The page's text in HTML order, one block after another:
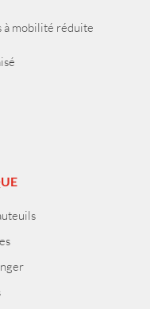
à mobilité réduite